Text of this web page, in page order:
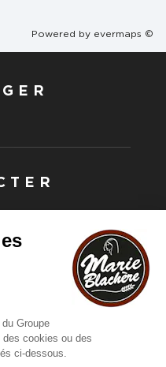
Powered by evermaps ©
?